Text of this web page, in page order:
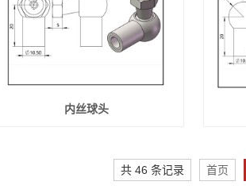
内丝球头
共 46 条记录 首页